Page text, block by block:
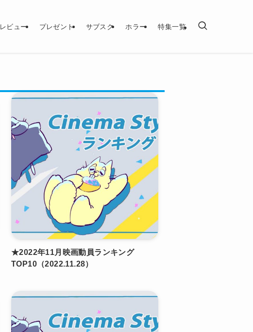
レビュー プレゼント サブスク ホラー 特集一覧
★2022年11月映画動員ランキング
TOP10（2022.11.28）